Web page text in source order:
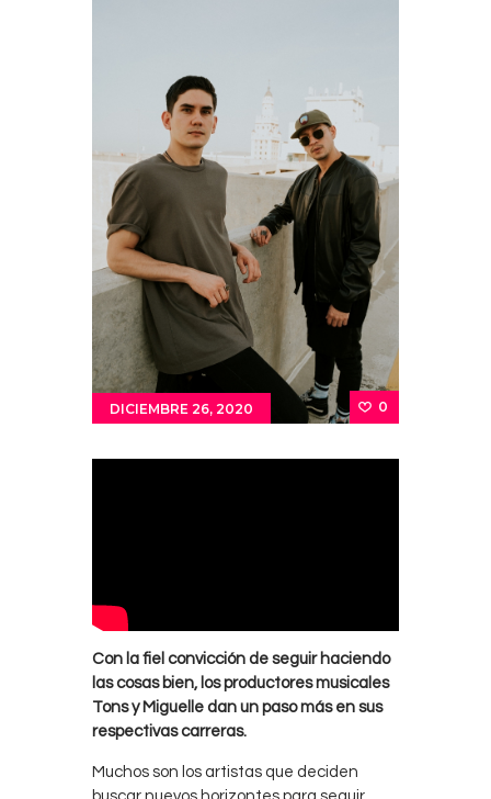
DICIEMBRE 26, 2020 0
Con la fiel convicción de seguir haciendo
las cosas bien, los productores musicales
Tons y Miguelle dan un paso más en sus
respectivas carreras.
Muchos son los artistas que deciden